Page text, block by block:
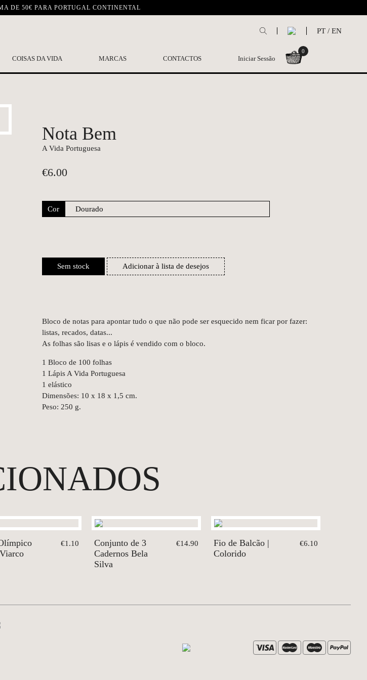
DE 50€ PARA PORTUGAL CONTINENTAL
PT / EN
COISAS DA VIDA MARCAS CONTACTOS Iniciar Sessão
0
Nota Bem
A Vida Portuguesa
€6.00
Cor
Sem stock Adicionar à lista de desejos
Bloco de notas para apontar tudo o que não pode ser esquecido nem ficar por fazer:
listas, recados, datas...
As folhas são lisas e o lápis é vendido com o bloco.
1 Bloco de 100 folhas
1 Lápis A Vida Portuguesa
1 elástico
Dimensões: 10 x 18 x 1,5 cm.
Peso: 250 g.
€1.10
Conjunto de 3
Cadernos Bela
Silva
€14.90
Fio de Balcão |
Colorido
€6.10